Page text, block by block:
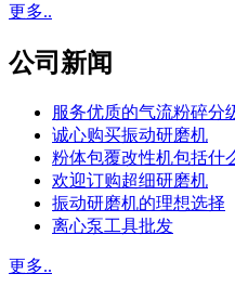
更多..
公司新闻
服务优质的气流粉碎分
诚心购买振动研磨机
粉体包覆改性机包括什
欢迎订购超细研磨机
振动研磨机的理想选择
离心泵工具批发
更多..